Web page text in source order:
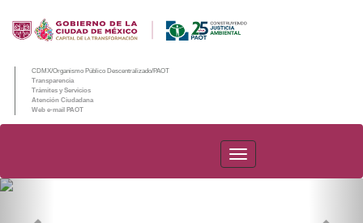
CDMX/Organismo Público Descentralizado/PAOT
Transparencia
Trámites y Servicios
Atención Ciudadana
Web e-mail PAOT
PAOT